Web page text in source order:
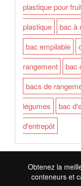
plastique pour
plastique
bac à
bac empilable
rangement
bac
bacs de
légumes
bac
d'entrepôt
Obtenez la
conteneurs et